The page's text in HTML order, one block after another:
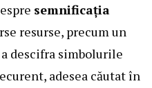
semnificația
resurse, precum un
descifra simbolurile
adesea căutat în